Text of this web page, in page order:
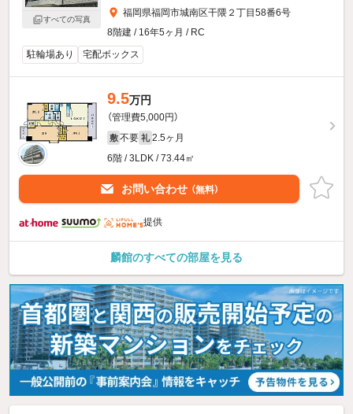
すべての写真
福岡県福岡市城南区干隈２丁目58番6号
8階建 / 16年5ヶ月 / RC
駐輪場あり
宅配ボックス
9.5万円
（管理費5,000円）
敷 不要 礼 2.5ヶ月
6階 / 3LDK / 73.44㎡
お問い合わせ （無料）
提供
麟館のすべての部屋を見る